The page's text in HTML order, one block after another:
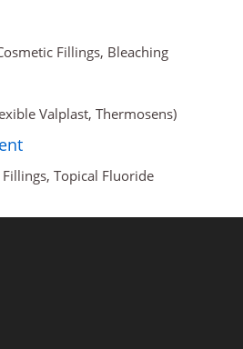
Fillings, Bleaching
Valplast, Thermosens)
Topical Fluoride